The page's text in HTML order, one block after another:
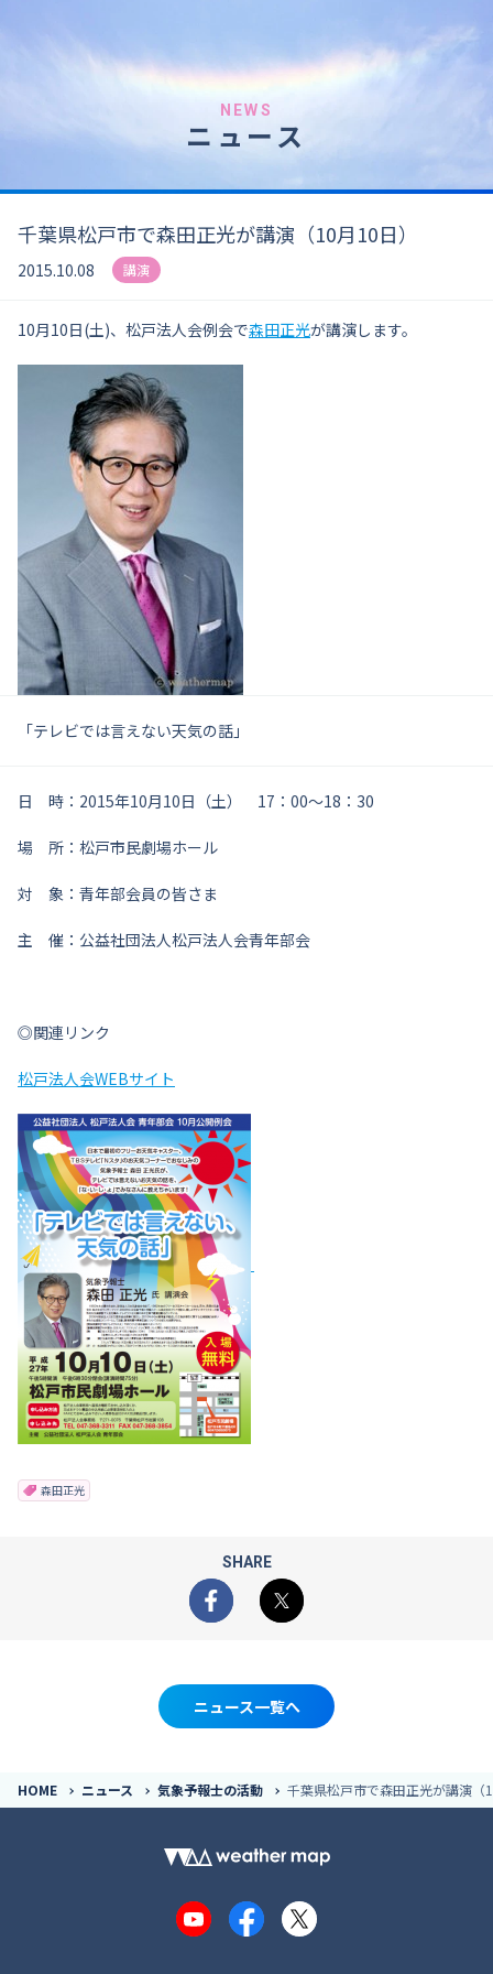
NEWS
ニュース
千葉県松戸市で森田正光が講演（10月10日）
2015.10.08 講演
10月10日(土)、松戸法人会例会で森田正光が講演します。
「テレビでは言えない天気の話」
日 時：2015年10月10日（土） 17：00～18：30
場 所：松戸市民劇場ホール
対 象：青年部会員の皆さま
主 催：公益社団法人松戸法人会青年部会
◎関連リンク
松戸法人会WEBサイト
森田正光
SHARE
Facebook
X
ニュース一覧へ
HOME ニュース 気象予報士の活動 千葉県松戸市で森田正光が講演（
YouTubeFacebook
X